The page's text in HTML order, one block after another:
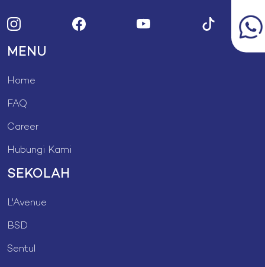
MENU
Home
FAQ
Career
Hubungi Kami
SEKOLAH
L'Avenue
BSD
Sentul